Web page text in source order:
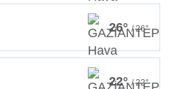
26° / 26°
22° / 22°